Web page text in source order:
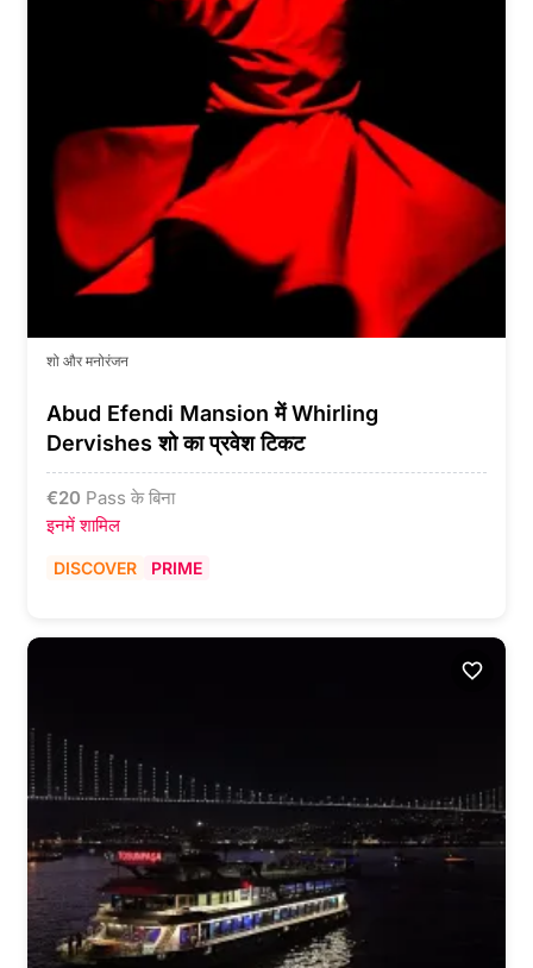
शो और मनोरंजन
Abud Efendi Mansion में Whirling
Dervishes शो का प्रवेश टिकट
€20 Pass के बिना
इनमें शामिल
DISCOVER PRIME